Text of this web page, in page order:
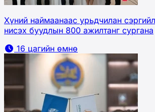
Хүний наймаанаас урьдчилан
нисэх буудлын 800 ажилтанг сургана
16 цагийн өмнө